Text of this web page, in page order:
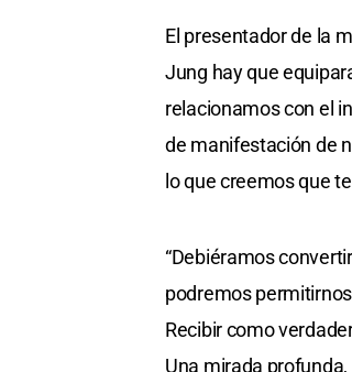
El presentador de la
Jung hay que
relacionamos con el
de manifestación de
lo que creemos que
“Debiéramos
podremos
Recibir como
Una mirada